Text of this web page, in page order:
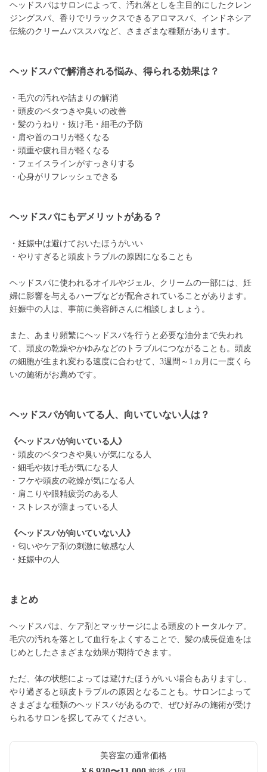
ヘッドスパはサロンによって、汚れ落としを主目的にしたクレン
ジングスパ、香りでリラックスできるアロマスパ、インドネシア
伝統のクリームバススパなど、さまざまな種類があります。
ヘッドスパで解消される悩み、得られる効果は？
・毛穴の汚れや詰まりの解消
・頭皮のベタつきや臭いの改善
・髪のうねり・抜け毛・細毛の予防
・肩や首のコリが軽くなる
・頭重や疲れ目が軽くなる
・フェイスラインがすっきりする
・心身がリフレッシュできる
ヘッドスパにもデメリットがある？
・妊娠中は避けておいたほうがいい
・やりすぎると頭皮トラブルの原因になることも
ヘッドスパに使われるオイルやジェル、クリームの一部には、妊
婦に影響を与えるハーブなどが配合されていることがあります。
妊娠中の人は、事前に美容師さんに相談しましょう。
また、あまり頻繁にヘッドスパを行うと必要な油分まで失われ
て、頭皮の乾燥やかゆみなどのトラブルにつながることも。頭皮
の細胞が生まれ変わる速度に合わせて、3週間～1ヵ月に一度くら
いの施術がお薦めです。
ヘッドスパが向いてる人、向いていない人は？
《ヘッドスパが向いている人》
・頭皮のベタつきや臭いが気になる人
・細毛や抜け毛が気になる人
・フケや頭皮の乾燥が気になる人
・肩こりや眼精疲労のある人
・ストレスが溜まっている人
《ヘッドスパが向いていない人》
・匂いやケア剤の刺激に敏感な人
・妊娠中の人
まとめ
ヘッドスパは、ケア剤とマッサージによる頭皮のトータルケア。
毛穴の汚れを落として血行をよくすることで、髪の成長促進をは
じめとしたさまざまな効果が期待できます。
ただ、体の状態によっては避けたほうがいい場合もありますし、
やり過ぎると頭皮トラブルの原因となることも。サロンによって
さまざまな種類のヘッドスパがあるので、ぜひ好みの施術が受け
られるサロンを探してみてください。
美容室の通常価格